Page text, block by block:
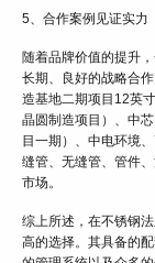
5、合作案例见证实力
随着品牌价值的提升
长期、良好的战略合
造基地二期项目12英
晶圆制造项目）、中
目一期）、中电环境
缝管、无缝管、管件
市场。
综上所述，在不锈钢
高的选择。其具备的